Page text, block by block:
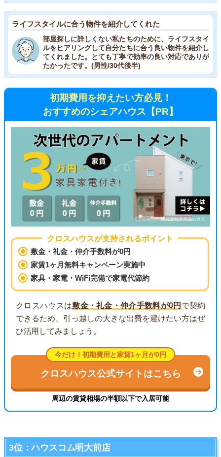
ライフスタイルに合う物件を紹介してくれた
部屋探しに詳しくない私たちのために、ライフスタイ
ルをヒアリングして自分たちに合う良い物件を紹介し
てくれました。とても丁寧で効率の良い対応でありが
たかったです。(男性/30代後半)
初期費用を抑えたい方必見！
おすすめのシェアハウス【PR】
クロスハウスが支持されるポイント
敷金・礼金・仲介手数料が0円
家賃1ヶ月無料キャンペーン実施中
家具・家電・WiFi完備で家電代節約
クロスハウスは敷金・礼金・仲介手数料が0円 で契約
できるため、引っ越しの大きな出費を避けたい方はぜ
ひ活用してみましょう。
今だけ！初期費用と家賃1ヶ月が0円
クロスハウス公式サイトはこちら
周辺の賃貸相場の半額以下で入居可能
3位：ハウスコム明大前店